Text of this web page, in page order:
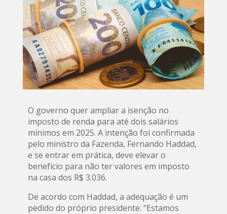
O governo quer ampliar a isenção no
imposto de renda para até dois salários
mínimos em 2025. A intenção foi confirmada
pelo ministro da Fazenda, Fernando Haddad,
e se entrar em prática, deve elevar o
benefício para não ter valores em imposto
na casa dos R$ 3.036.
De acordo com Haddad, a adequação é um
pedido do próprio presidente. “Estamos